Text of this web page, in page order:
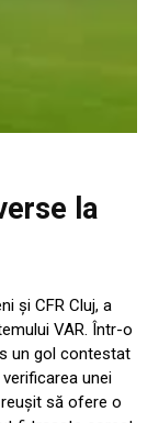
la
și CFR Cluj, a
VAR. Într-o
un gol contestat
unei
să ofere o